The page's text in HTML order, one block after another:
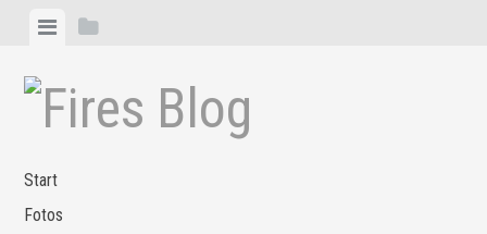
Zum
springen
MenüSeitenleiste
Start
Fotos